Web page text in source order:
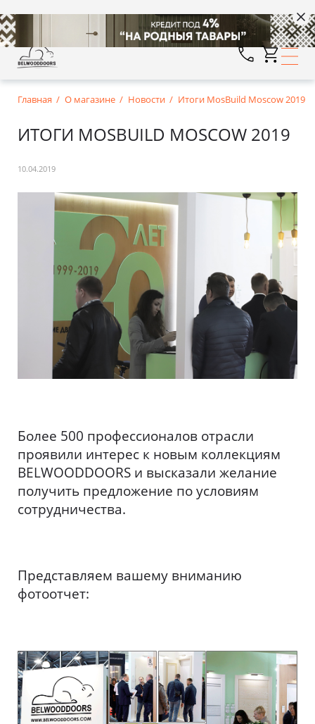
Главная О магазине Новости Итоги MosBuild Moscow 2019
ИТОГИ MOSBUILD MOSCOW 2019
10.04.2019
Более 500 профессионалов отрасли
проявили интерес к новым коллекциям
BELWOODDOORS и высказали желание
получить предложение по условиям
сотрудничества.
Представляем вашему вниманию
фотоотчет: